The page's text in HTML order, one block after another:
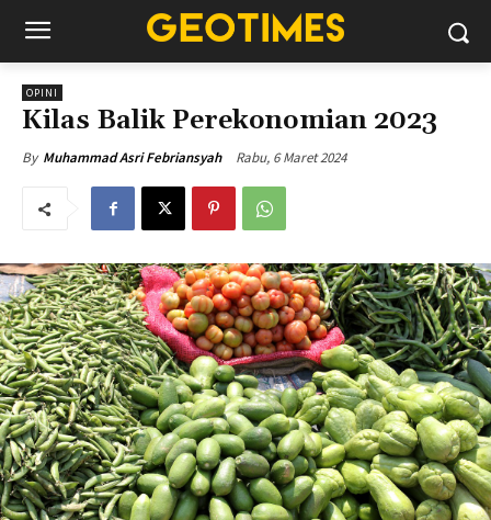
OPINI
Kilas Balik Perekonomian 2023
By Muhammad Asri Febriansyah Rabu, 6 Maret 2024